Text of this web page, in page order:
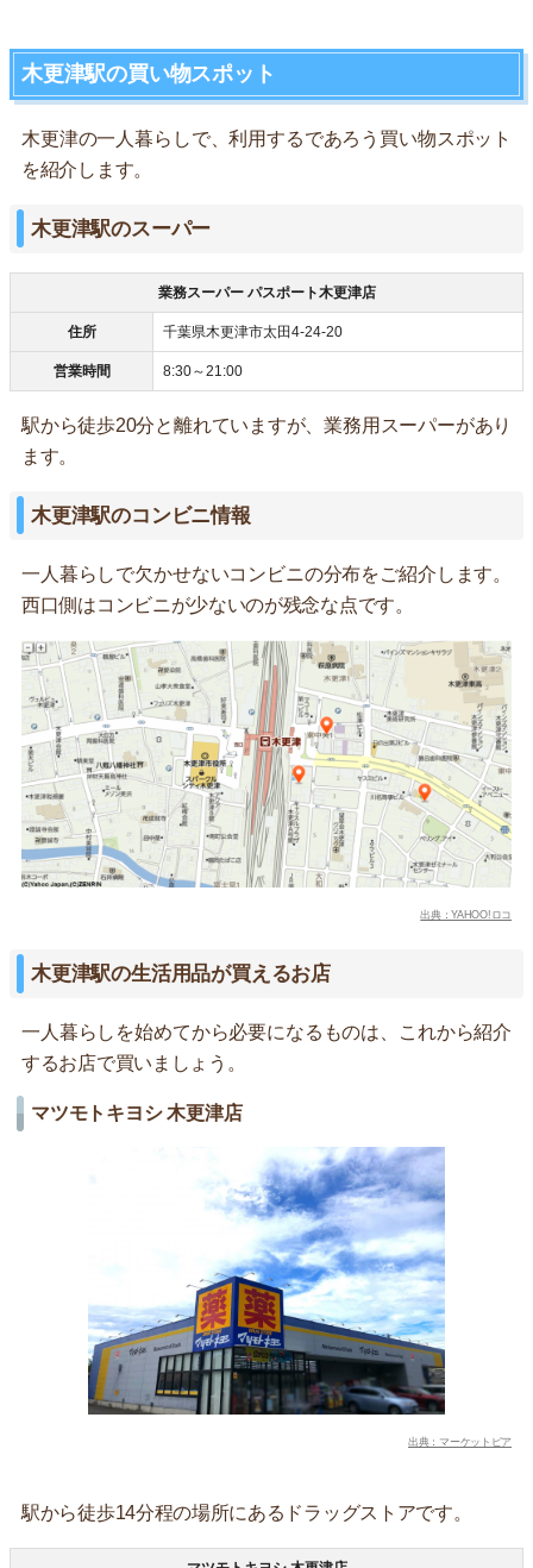
木更津駅の買い物スポット
木更津の一人暮らしで、利用するであろう買い物スポット
を紹介します。
木更津駅のスーパー
業務スーパー パスポート木更津店
住所 千葉県木更津市太田4-24-20
営業時間 8:30～21:00
駅から徒歩20分と離れていますが、業務用スーパーがあり
ます。
木更津駅のコンビニ情報
一人暮らしで欠かせないコンビニの分布をご紹介します。
西口側はコンビニが少ないのが残念な点です。
出典：YAHOO!ロコ
木更津駅の生活用品が買えるお店
一人暮らしを始めてから必要になるものは、これから紹介
するお店で買いましょう。
マツモトキヨシ 木更津店
出典：マーケットピア
駅から徒歩14分程の場所にあるドラッグストアです。